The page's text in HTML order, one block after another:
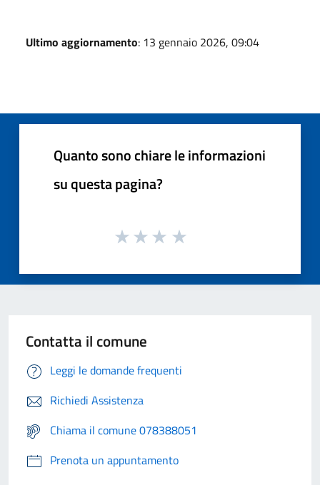
Ultimo aggiornamento: 13 gennaio 2026, 09:04
Quanto sono chiare le informazioni
su questa pagina?
Contatta il comune
Leggi le domande frequenti
Richiedi Assistenza
Chiama il comune 078388051
Prenota un appuntamento